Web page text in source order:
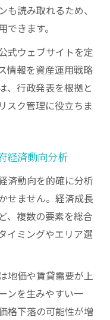
読み取れるため、
きます。
式ウェブサイトを定
情報を資産運用戦略
、行政発表を根拠と
スク管理に役立ちま
経済動向分析
済動向を的確に分析
せません。経済成長
、複数の要素を総合
イミングやエリア選
地価や賃貸需要が上
ンを生みやすい一
格下落の可能性が増